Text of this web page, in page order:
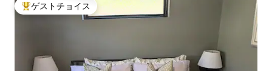
大好評のゲストチョイスです。
ゲストチョイス